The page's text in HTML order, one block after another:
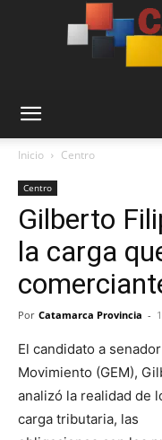
Inicio Centro
Centro
Gilberto
la carga
Por Catamarca Provincia -
El candidato a
Movimiento (GEM),
analizó la realidad de
carga tributaria, las